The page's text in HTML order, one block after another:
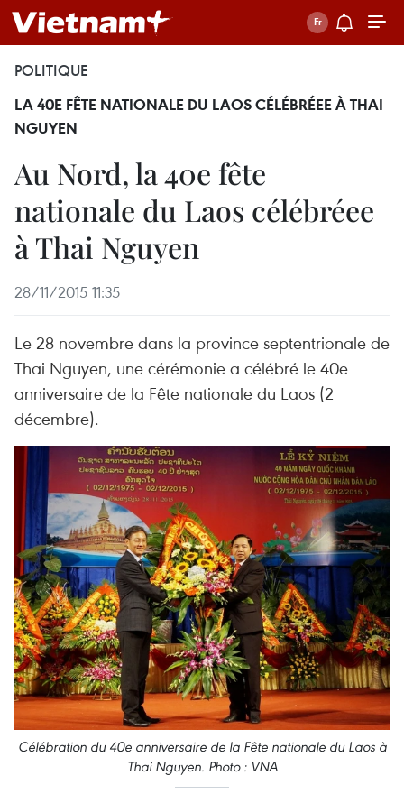
POLITIQUE
LA 40E FÊTE NATIONALE DU LAOS CÉLÉBRÉEE À THAI
NGUYEN
Au Nord, la 40e fête
nationale du Laos célébréee
à Thai Nguyen
28/11/2015 11:35
Le 28 novembre dans la province septentrionale de
Thai Nguyen, une cérémonie a célébré le 40e
anniversaire de la Fête nationale du Laos (2
décembre).
Célébration du 40e anniversaire de la Fête nationale du Laos à
Thai Nguyen. Photo : VNA